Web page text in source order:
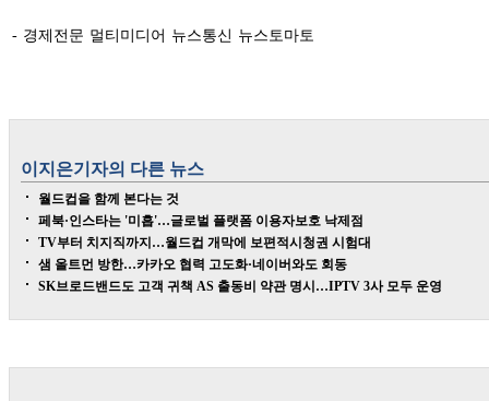
- 경제전문 멀티미디어 뉴스통신 뉴스토마토
이지은기자의 다른 뉴스
월드컵을 함께 본다는 것
페북·인스타는 '미흡'…글로벌 플랫폼 이용자보호 낙제점
TV부터 치지직까지…월드컵 개막에 보편적시청권 시험대
샘 올트먼 방한…카카오 협력 고도화·네이버와도 회동
SK브로드밴드도 고객 귀책 AS 출동비 약관 명시…IPTV 3사 모두 운영